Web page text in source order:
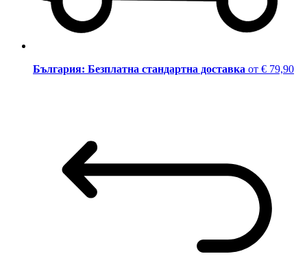
България: Безплатна стандартна доставка от € 79,90